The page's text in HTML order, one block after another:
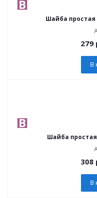
Шайба простая
279
В
Шайба
308
В